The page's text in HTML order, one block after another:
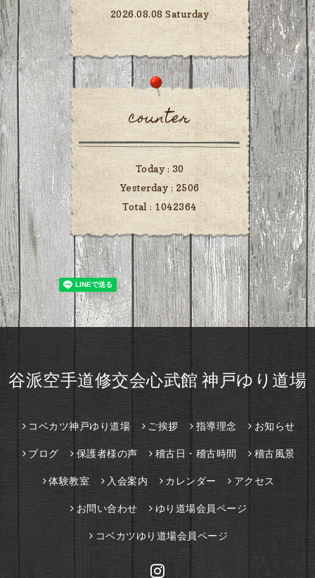
2026.08.08 Saturday
counter
Today : 30
Yesterday : 2506
Total : 1042364
谷派空手道修交会心武館 神戸ゆり道場
コベカツ神戸ゆり道場 ご挨拶 指導理念 お知らせ
ブログ 保護者様の声 稽古日・稽古時間 稽古風景
体験教室 入会案内 カレンダー アクセス
お問い合わせ ゆり道場会員ページ
コベカツゆり道場会員ページ